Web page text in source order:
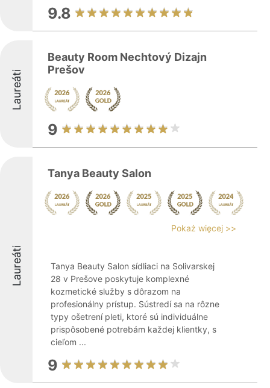
9.8
Laureáti
Beauty Room Nechtový Dizajn
Prešov
9
Laureáti
Tanya Beauty Salon
Pokaż więcej >>
Tanya Beauty Salon sídliaci na Solivarskej
28 v Prešove poskytuje komplexné
kozmetické služby s dôrazom na
profesionálny prístup. Sústredí sa na rôzne
typy ošetrení pleti, ktoré sú individuálne
prispôsobené potrebám každej klientky, s
cieľom ...
9